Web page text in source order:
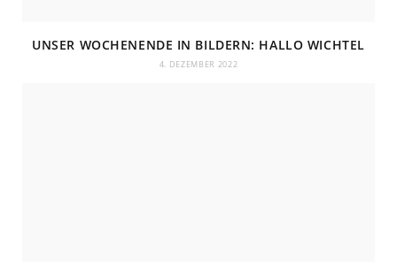
UNSER WOCHENENDE IN BILDERN: HALLO WICHTEL
4. DEZEMBER 2022